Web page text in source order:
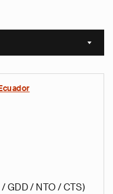
Sort
GDD / NTO / CTS)